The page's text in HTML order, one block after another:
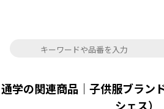
通学の関連商品｜子供服ブラン
シェス）